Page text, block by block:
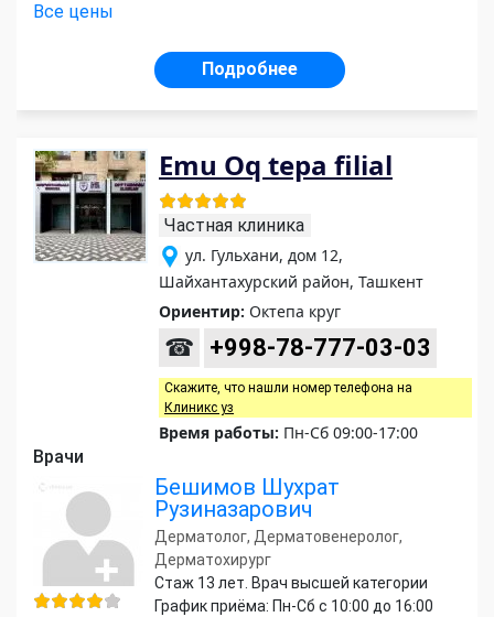
Все цены
Подробнее
Emu Oq tepa filial
Частная клиника
ул. Гульхани, дом 12,
Шайхантахурский район, Ташкент
Ориентир: Октепа круг
☎ +998-78-777-03-03
Скажите, что нашли номер телефона на
Клиникс уз
Время работы: Пн-Сб 09:00-17:00
Врачи
Бешимов Шухрат
Рузиназарович
Дерматолог, Дерматовенеролог,
Дерматохирург
Стаж 13 лет. Врач высшей категории
График приёма: Пн-Сб с 10:00 до 16:00